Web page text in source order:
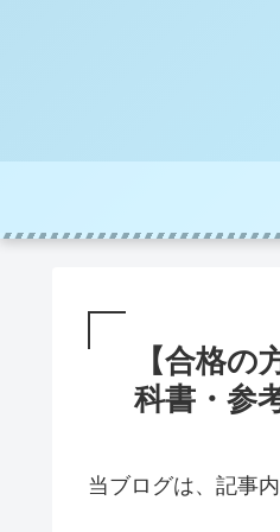
【合格
科書・参
当ブログは、記事